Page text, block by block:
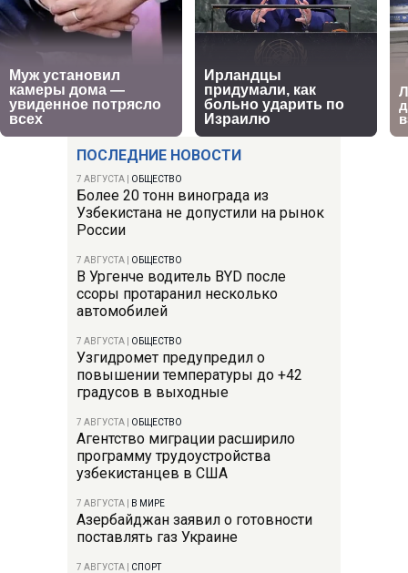
ПОСЛЕДНИЕ НОВОСТИ
7 АВГУСТА ОБЩЕСТВО
Более 20 тонн винограда из
Узбекистана не допустили на рынок
России
7 АВГУСТА ОБЩЕСТВО
В Ургенче водитель BYD после
ссоры протаранил несколько
автомобилей
7 АВГУСТА ОБЩЕСТВО
Узгидромет предупредил о
повышении температуры до +42
градусов в выходные
7 АВГУСТА ОБЩЕСТВО
Агентство миграции расширило
программу трудоустройства
узбекистанцев в США
7 АВГУСТА В МИРЕ
Азербайджан заявил о готовности
поставлять газ Украине
7 АВГУСТА СПОРТ